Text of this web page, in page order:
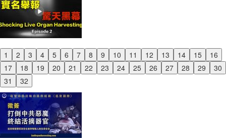
1 2 3 4 5 6 7 8 9 10 11 12 13 14 15
16
17
18 19 20 21 22 23 24 25 26 27 28 29
30
31
32
Previous
Next